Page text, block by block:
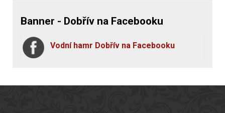
Banner - Dobřív na Facebooku
Vodní hamr Dobřív na Facebooku